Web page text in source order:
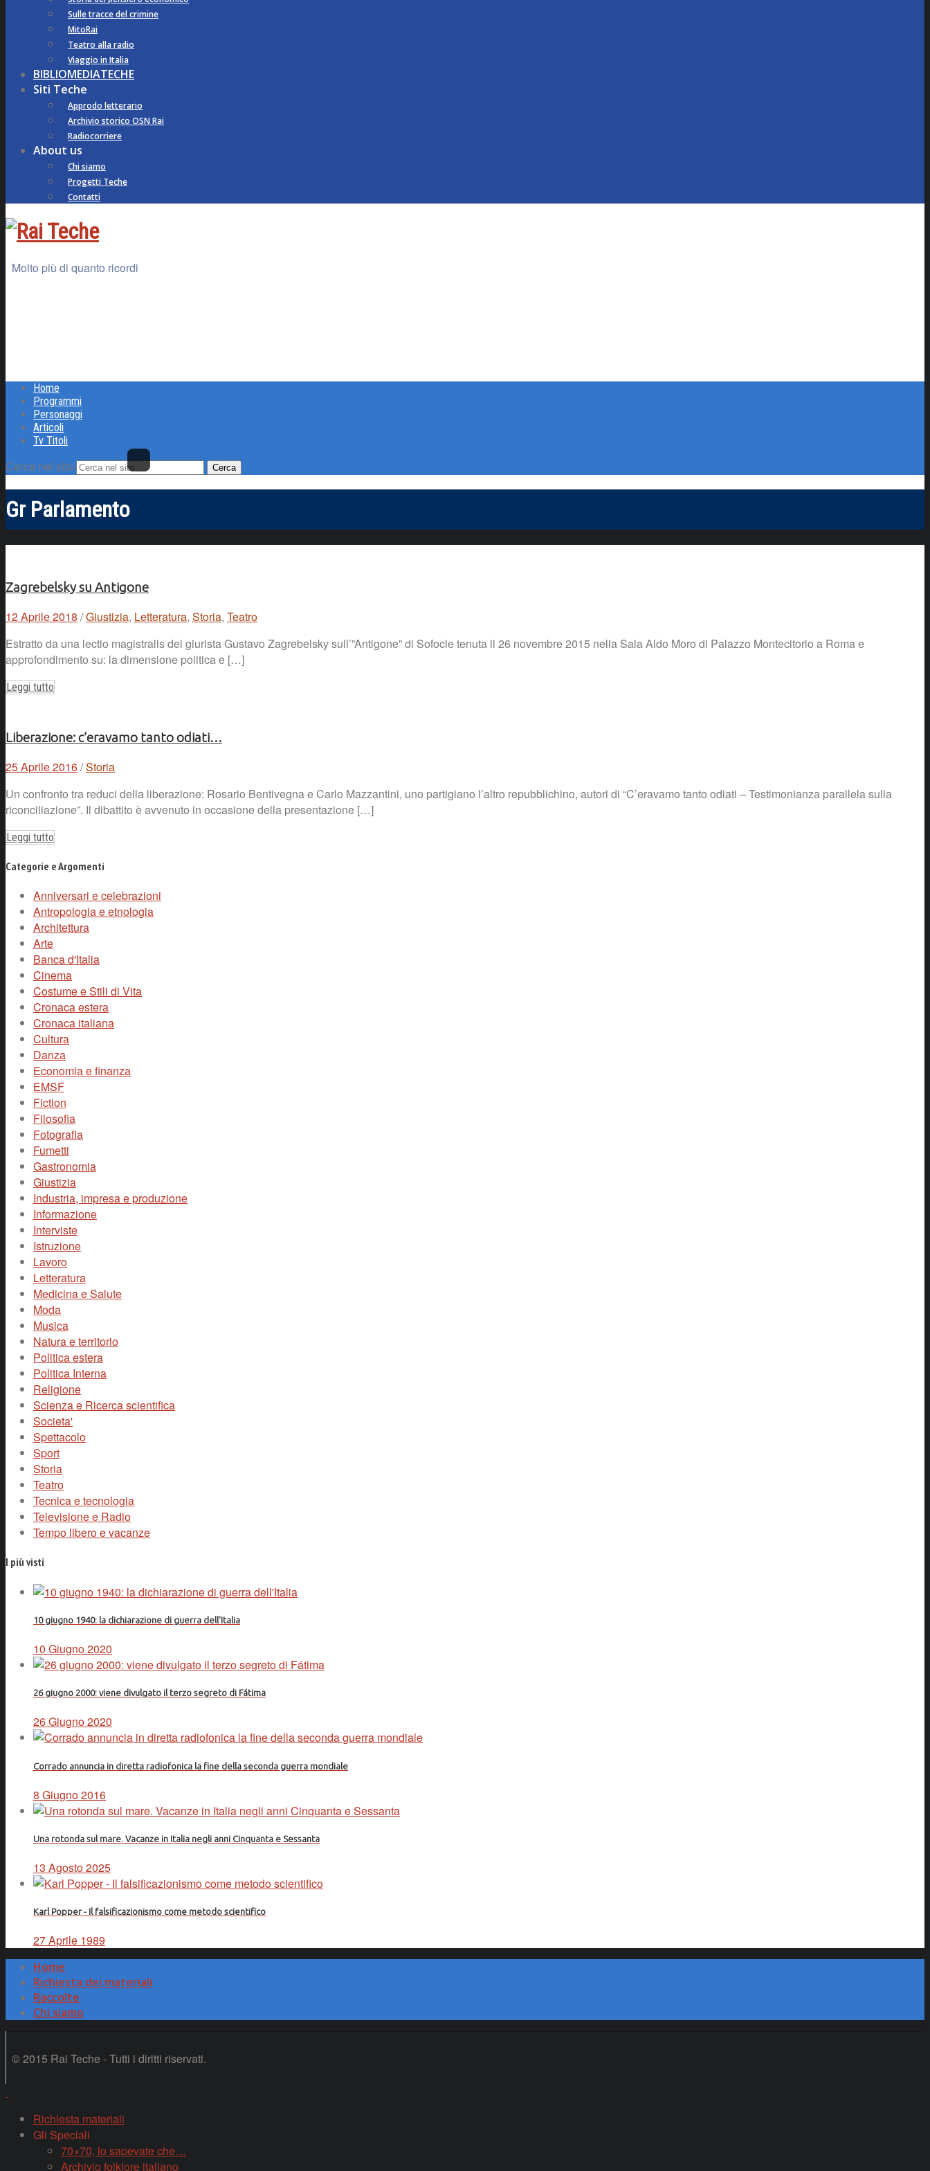
Sulle tracce del crimine
MitoRai
Teatro alla radio
Viaggio in Italia
BIBLIOMEDIATECHE
Siti Teche
Approdo letterario
Archivio storico OSN Rai
Radiocorriere
About us
Chi siamo
Progetti Teche
Contatti
Molto più di quanto ricordi
Home
Programmi
Personaggi
Articoli
Tv Titoli
Cerca nel sito
Gr Parlamento
Zagrebelsky su Antigone
12 Aprile 2018 /Giustizia, Letteratura, Storia, Teatro
Estratto da una lectio magistralis del giurista Gustavo Zagrebelsky sull’”Antigone” di Sofocle tenuta il 26 novembre 2015 nella Sala Aldo Moro di Palazzo Montecitorio a Roma e
approfondimento su: la dimensione politica e […]
Leggi tutto
Liberazione: c’eravamo tanto odiati…
25 Aprile 2016/Storia
Un confronto tra reduci della liberazione: Rosario Bentivegna e Carlo Mazzantini, uno partigiano l’altro repubblichino, autori di “C’eravamo tanto odiati – Testimonianza parallela sulla
riconciliazione”. Il dibattito è avvenuto in occasione della presentazione […]
Leggi tutto
Categorie e Argomenti
Anniversari e celebrazioni
Antropologia e etnologia
Architettura
Arte
Banca d'Italia
Cinema
Costume e Stili di Vita
Cronaca estera
Cronaca italiana
Cultura
Danza
Economia e finanza
EMSF
Fiction
Filosofia
Fotografia
Fumetti
Gastronomia
Giustizia
Industria, impresa e produzione
Informazione
Interviste
Istruzione
Lavoro
Letteratura
Medicina e Salute
Moda
Musica
Natura e territorio
Politica estera
Politica Interna
Religione
Scienza e Ricerca scientifica
Societa'
Spettacolo
Sport
Storia
Teatro
Tecnica e tecnologia
Televisione e Radio
Tempo libero e vacanze
I più visti
10 giugno 1940: la dichiarazione di guerra dell'Italia
10 Giugno 2020
26 giugno 2000: viene divulgato il terzo segreto di Fátima
26 Giugno 2020
Corrado annuncia in diretta radiofonica la fine della seconda guerra mondiale
8 Giugno 2016
Una rotonda sul mare. Vacanze in Italia negli anni Cinquanta e Sessanta
13 Agosto 2025
Karl Popper - Il falsificazionismo come metodo scientifico
27 Aprile 1989
Home
Richiesta dei materiali
Raccolte
Chi siamo
© 2015 Rai Teche - Tutti i diritti riservati.
Richiesta materiali
Gli Speciali
70×70, lo sapevate che…
Archivio folklore italiano